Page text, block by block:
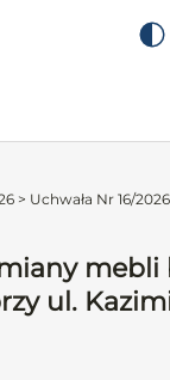
> Uchwała Nr 16/
ul.